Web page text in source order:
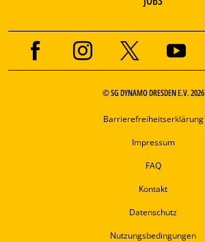
© SG DYNAMO DRESDEN E.V. 2026
Barrierefreiheitserklärung
Impressum
FAQ
Kontakt
Datenschutz
Nutzungsbedingungen